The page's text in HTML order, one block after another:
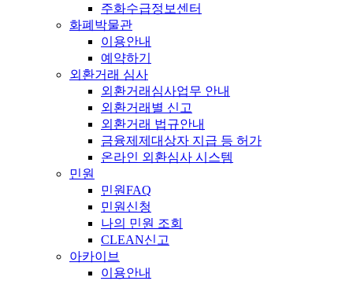
주화수급정보센터
화폐박물관
이용안내
예약하기
외환거래 심사
외환거래심사업무 안내
외환거래별 신고
외환거래 법규안내
금융제제대상자 지급 등 허가
온라인 외환심사 시스템
민원
민원FAQ
민원신청
나의 민원 조회
CLEAN신고
아카이브
이용안내